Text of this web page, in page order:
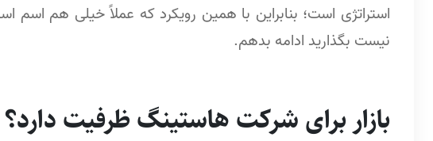
استراتژی است؛ بنابراین با همین رویکرد که عملاً خیلی هم اسم
نیست بگذارید ادامه بدهم.
بازار برای شرکت هاستینگ ظرفیت دارد؟